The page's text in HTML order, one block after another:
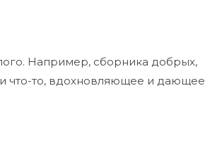
Например, сборника добрых,
что-то, вдохновляющее и дающее